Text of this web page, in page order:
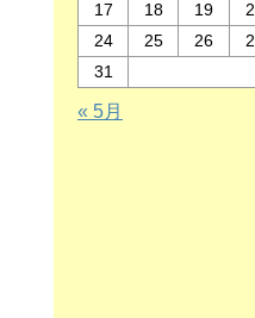
17
18 19
24
25 26
31
« 5月